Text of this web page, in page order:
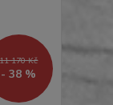
11 170 Kč
- 38 %